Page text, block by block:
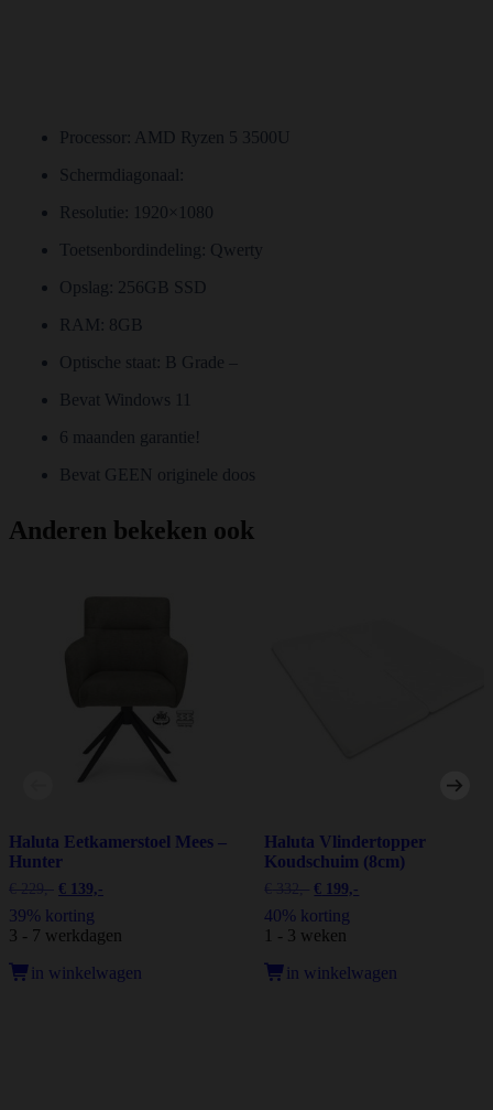
Processor: AMD Ryzen 5 3500U
Schermdiagonaal:
Resolutie: 1920×1080
Toetsenbordindeling: Qwerty
Opslag: 256GB SSD
RAM: 8GB
Optische staat: B Grade –
Bevat Windows 11
6 maanden garantie!
Bevat GEEN originele doos
Anderen bekeken ook
Haluta Eetkamerstoel Mees –
Hunter
Oorspronkelijke
was:
€ 229,00.
€ 139,-
€ 139,00.
39% korting
3 - 7 werkdagen
in winkelwagen
Haluta Vlindertopper
Koudschuim (8cm)
Oorspronkelijke
was:
€ 332,00.
€ 199,-
40% korting
1 - 3 weken
in winkelwagen